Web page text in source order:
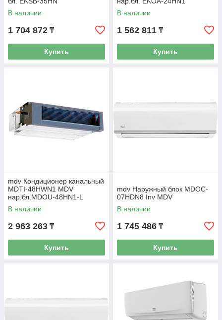
В наличии
1 704 872 ₸
Купить
В наличии
1 562 811 ₸
Купить
mdv Кондиционер канальный
MDTI-48HWN1 MDV
нар.бл.MDOU-48HN1-L
В наличии
2 963 263 ₸
Купить
mdv Наружный блок MDOC-
07HDN8 Inv MDV
В наличии
1 745 486 ₸
Купить